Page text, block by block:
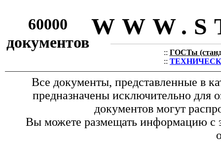
60000
документов
:: ГОСТы
::
Все документы, представленные в
предназначены исключительно для
документов могут
Вы можете размещать информацию с